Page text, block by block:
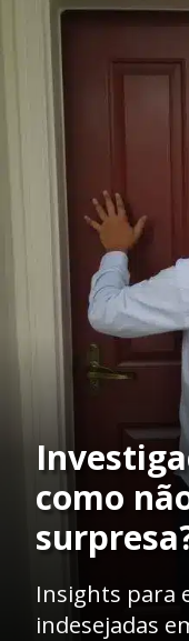
como
Insights para
indesejadas